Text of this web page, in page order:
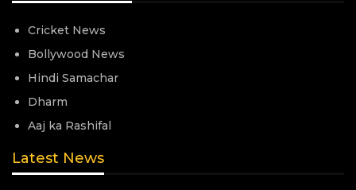
Cricket News
Bollywood News
Hindi Samachar
Dharm
Aaj ka Rashifal
Latest News